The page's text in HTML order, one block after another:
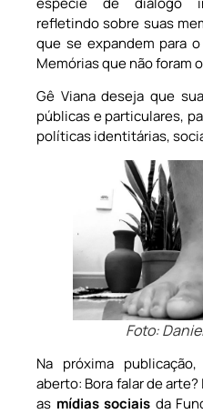
refletindo sobre suas
que se expandem para
Memórias que não foram
Gê Viana deseja que
públicas e particulares,
políticas identitárias,
Foto:
Na próxima
aberto: Bora falar de
as mídias sociais da